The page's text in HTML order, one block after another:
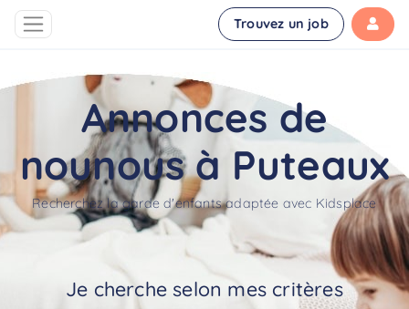
Trouvez un job
Annonces de
nounous à Puteaux
Recherchez la garde d'enfants adaptée avec Kidsplace
Je cherche selon mes critères